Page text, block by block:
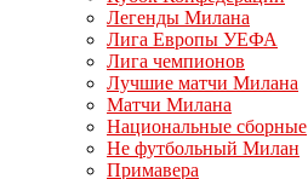
Легенды Милана
Лига Европы УЕФА
Лига чемпионов
Лучшие матчи Милана
Матчи Милана
Национальные сборные
Не футбольный Милан
Примавера